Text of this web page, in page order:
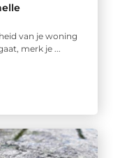
van je woning
merk je ...